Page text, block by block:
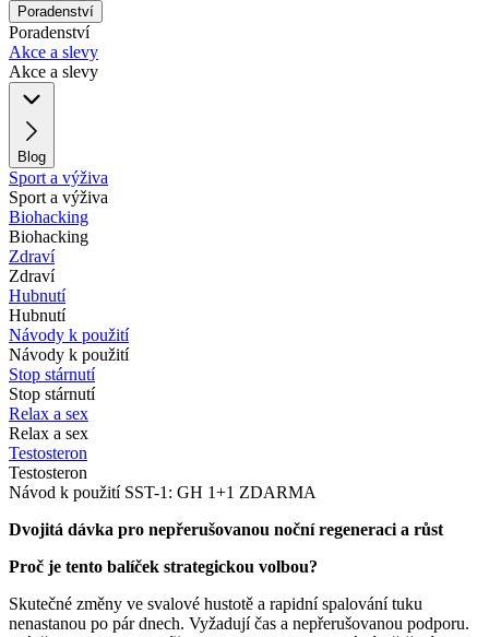
Poradenství
Poradenství
Akce a slevy
Akce a slevy
Blog
Sport a výživa
Sport a výživa
Biohacking
Biohacking
Zdraví
Zdraví
Hubnutí
Hubnutí
Návody k použití
Návody k použití
Stop stárnutí
Stop stárnutí
Relax a sex
Relax a sex
Testosteron
Testosteron
Návod k použití SST-1: GH 1+1 ZDARMA
Dvojitá dávka pro nepřerušovanou noční regeneraci a růst
Proč je tento balíček strategickou volbou?
Skutečné změny ve svalové hustotě a rapidní spalování tuku
nenastanou po pár dnech. Vyžadují čas a nepřerušovanou podporu.